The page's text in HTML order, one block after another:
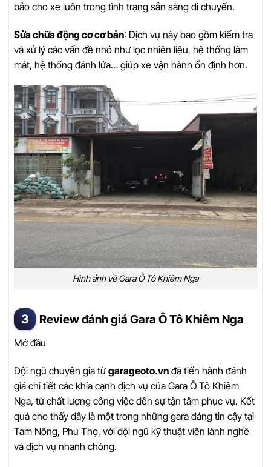
bảo cho xe luôn trong tình trạng sẵn sàng di chuyển.
Sửa chữa động cơ cơ bản: Dịch vụ này bao gồm kiểm tra
và xử lý các vấn đề nhỏ như lọc nhiên liệu, hệ thống làm
mát, hệ thống đánh lửa… giúp xe vận hành ổn định hơn.
Hình ảnh về Gara Ô Tô Khiêm Nga
Review đánh giá Gara Ô Tô Khiêm Nga
Mở đầu
Đội ngũ chuyên gia từgarageoto.vn đã tiến hành đánh
giá chi tiết các khía cạnh dịch vụ của Gara Ô Tô Khiêm
Nga, từ chất lượng công việc đến sự tận tâm phục vụ. Kết
quả cho thấy đây là một trong những gara đáng tin cậy tại
Tam Nông, Phú Thọ, với đội ngũ kỹ thuật viên lành nghề
và dịch vụ nhanh chóng.